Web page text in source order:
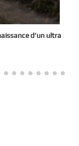
d’un ultra